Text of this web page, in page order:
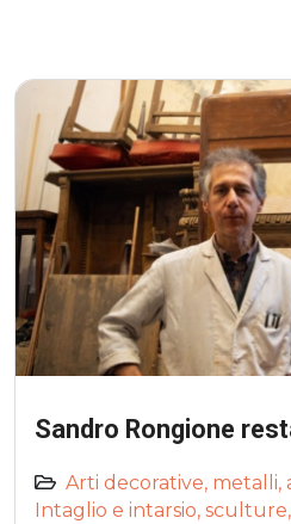
Sandro Rongione
Arti decorative,
Intaglio e intarsio,